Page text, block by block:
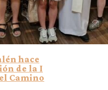
hace
de la I
Camino